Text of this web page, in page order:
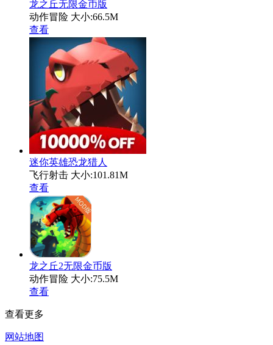
龙之丘无限金币版
动作冒险 大小:66.5M
查看
迷你英雄恐龙猎人
飞行射击 大小:101.81M
查看
龙之丘2无限金币版
动作冒险 大小:75.5M
查看
查看更多
网站地图